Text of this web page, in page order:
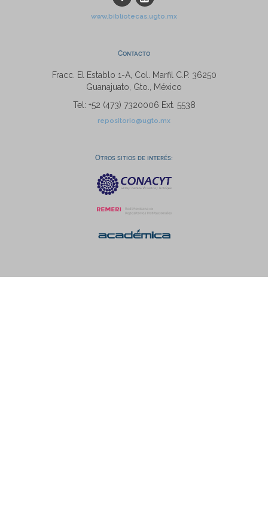
www.bibliotecas.ugto.mx
Contacto
Fracc. El Establo 1-A, Col. Marfil C.P. 36250
Guanajuato, Gto., México
Tel: +52 (473) 7320006 Ext. 5538
repositorio@ugto.mx
Otros sitios de interés: